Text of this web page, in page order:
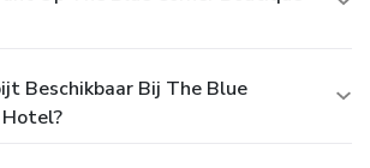
Beschikbaar Bij The Blue